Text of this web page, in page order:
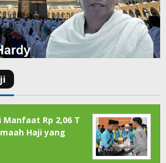
Manfaat Rp 2,06 T
Haji yang